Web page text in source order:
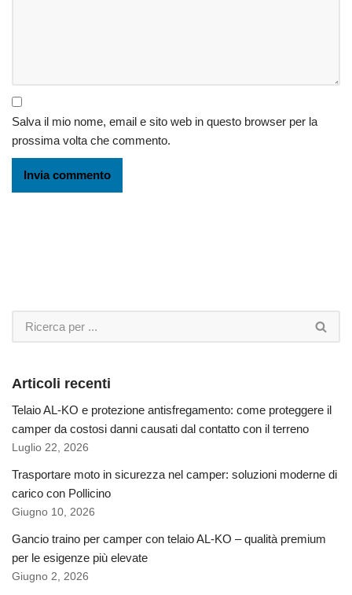
Salva il mio nome, email e sito web in questo browser per la
prossima volta che commento.
Articoli recenti
Telaio AL-KO e protezione antisfregamento: come proteggere il
camper da costosi danni causati dal contatto con il terreno
Luglio 22, 2026
Trasportare moto in sicurezza nel camper: soluzioni moderne di
carico con Pollicino
Giugno 10, 2026
Gancio traino per camper con telaio AL-KO – qualità premium
per le esigenze più elevate
Giugno 2, 2026